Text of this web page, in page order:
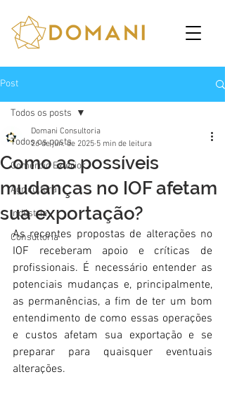
Post
Todos os posts
Comércio Exterior
Agricultura
Indústria
Consultoria
Todos os posts
Como as possíveis
mudanças no IOF afetam
sua exportação?
Domani Consultoria
26 de jun. de 2025 5 min de leitura
As recentes propostas de alterações no
IOF receberam apoio e críticas de
profissionais. É necessário entender as
potenciais mudanças e, principalmente,
as permanências, a fim de ter um bom
entendimento de como essas operações
e custos afetam sua exportação e se
preparar para quaisquer eventuais
alterações.